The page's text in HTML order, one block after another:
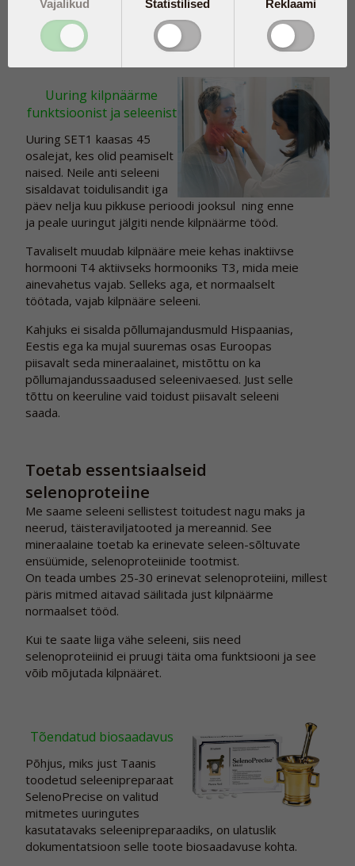
tulemustest, tundub, et mikrotoitaine seleen võib
aidata kilpnäärme funktsiooni stabiliseerida.
Uuring kilpnäärme
funktsioonist ja seleenist
Uuring SET1 kaasas 45
osalejat, kes olid peamiselt
naised. Neile anti seleeni
sisaldavat toidulisandit iga
päev nelja kuu pikkuse perioodi jooksul ning enne
ja peale uuringut jälgiti nende kilpnäärme tööd.
Tavaliselt muudab kilpnääre meie kehas inaktiivse
hormooni T4 aktiivseks hormooniks T3, mida meie
ainevahetus vajab. Selleks aga, et normaalselt
töötada, vajab kilpnääre seleeni.
Kahjuks ei sisalda põllumajandusmuld Hispaanias,
Eestis ega ka mujal suuremas osas Euroopas
piisavalt seda mineraalainet, mistõttu on ka
põllumajandussaadused seleenivaesed. Just selle
tõttu on keeruline vaid toidust piisavalt seleeni
saada.
Toetab essentsiaalseid
selenoproteiine
Me saame seleeni sellistest toitudest nagu maks ja
neerud, täisteraviljatooted ja mereannid. See
mineraalaine toetab ka erinevate seleen-sõltuvate
ensüümide, selenoproteiinide tootmist.
On teada umbes 25-30 erinevat selenoproteiini, millest
päris mitmed aitavad säilitada just kilpnäärme
normaalset tööd.
Kui te saate liiga vähe seleeni, siis need
selenoproteiinid ei pruugi täita oma funktsiooni ja see
võib mõjutada kilpnääret.
Tõendatud biosaadavus
Põhjus, miks just Taanis
toodetud seleenipreparaat
SelenoPrecise on valitud
mitmetes uuringutes
kasutatavaks seleenipreparaadiks, on ulatuslik
dokumentatsioon selle toote biosaadavuse kohta.
Vajalikud Statistilised Reklaami